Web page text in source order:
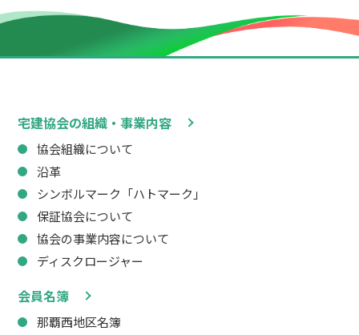
宅建協会の組織・事業内容
協会組織について
沿革
シンボルマーク「ハトマーク」
保証協会について
協会の事業内容について
ディスクロージャー
会員名簿
那覇西地区名簿